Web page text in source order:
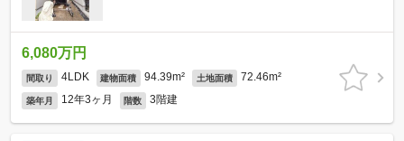
6,080万円
間取り 4LDK 建物面積 94.39m² 土地面積 72.46m²
築年月 12年3ヶ月 階数 3階建